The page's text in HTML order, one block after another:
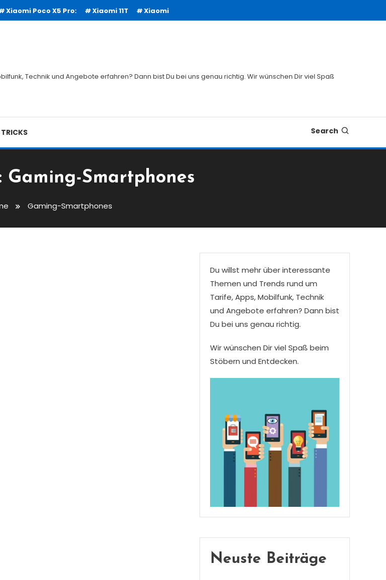
Xiaomi Poco X5 Pro: Xiaomi 11T Xiaomi
Technik und Angebote erfahren? Dann bist Du bei uns genau richtig. Wir wünschen Dir viel Spaß
Search
Gaming-Smartphones
Gaming-Smartphones
Du willst mehr über interessante
Themen und Trends rund um
Tarife, Apps, Mobilfunk, Technik
und Angebote erfahren? Dann bist
Du bei uns genau richtig.
Wir wünschen Dir viel Spaß beim
Stöbern und Entdecken.
Neuste Beiträge